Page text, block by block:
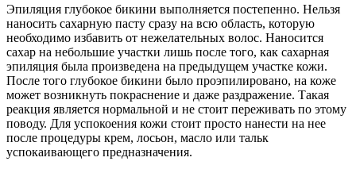
Эпиляция глубокое бикини выполняется постепенно. Нельзя
наносить сахарную пасту сразу на всю область, которую
необходимо избавить от нежелательных волос. Наносится
сахар на небольшие участки лишь после того, как сахарная
эпиляция была произведена на предыдущем участке кожи.
После того глубокое бикини было проэпилировано, на коже
может возникнуть покраснение и даже раздражение. Такая
реакция является нормальной и не стоит переживать по этому
поводу. Для успокоения кожи стоит просто нанести на нее
после процедуры крем, лосьон, масло или тальк
успокаивающего предназначения.